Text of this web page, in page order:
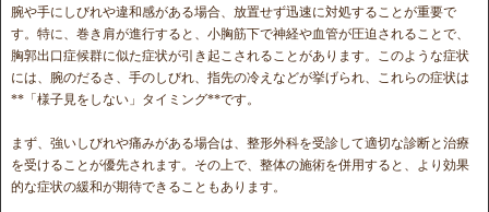
腕や手にしびれや違和感がある場合、放置せず迅速に対処することが重要で
す。特に、巻き肩が進行すると、小胸筋下で神経や血管が圧迫されることで、
胸郭出口症候群に似た症状が引き起こされることがあります。このような症状
には、腕のだるさ、手のしびれ、指先の冷えなどが挙げられ、これらの症状は
**「様子見をしない」タイミング**です。
まず、強いしびれや痛みがある場合は、整形外科を受診して適切な診断と治療
を受けることが優先されます。その上で、整体の施術を併用すると、より効果
的な症状の緩和が期待できることもあります。